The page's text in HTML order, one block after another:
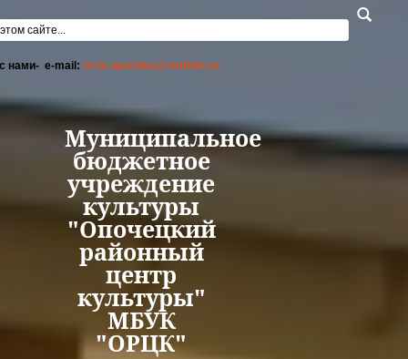
поиска
нами- e-mail: orck-opochka@rambler.ru
Муниципальное
бюджетное
учреждение
культуры
"Опочецкий
районный
центр
культуры"
МБУК
"ОРЦК"